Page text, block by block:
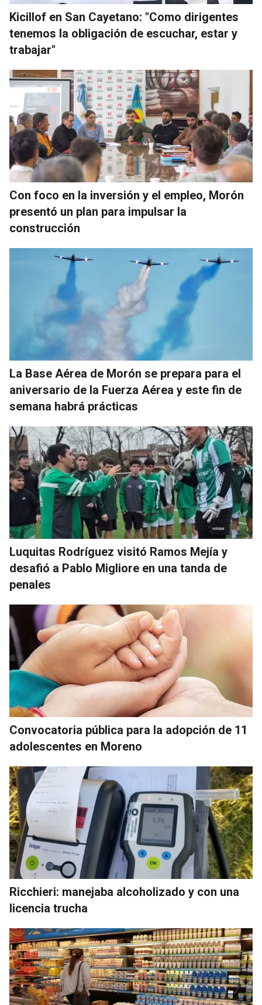
Kicillof en San Cayetano: "Como dirigentes
tenemos la obligación de escuchar, estar y
trabajar"
Con foco en la inversión y el empleo, Morón
presentó un plan para impulsar la
construcción
La Base Aérea de Morón se prepara para el
aniversario de la Fuerza Aérea y este fin de
semana habrá prácticas
Luquitas Rodríguez visitó Ramos Mejía y
desafió a Pablo Migliore en una tanda de
penales
Convocatoria pública para la adopción de 11
adolescentes en Moreno
Ricchieri: manejaba alcoholizado y con una
licencia trucha